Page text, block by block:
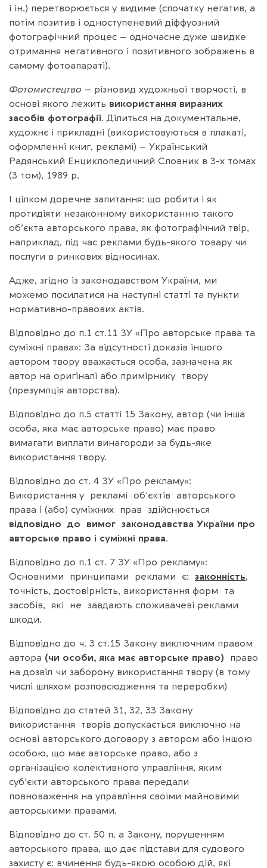
і ін.) перетворюється у видиме (спочатку негатив, а
потім позитив і одноступеневий діффуозний
фотографічний процес – одночасне дуже швидке
отримання негативного і позитивного зображень в
самому фотоапараті).
Фотомистецтво – різновид художньої творчості, в
основі якого лежить використання виразних
засобів фотографії. Ділиться на документальне,
художнє і прикладні (використовуються в плакаті,
оформленні книг, рекламі) – Український
Радянський Енциклопедичний Словник в 3-х томах
(3 том), 1989 р.
І цілком доречне запитання: що робити і як
протидіяти незаконному використанню такого
об’єкта авторського права, як фотографічний твір,
наприклад, під час реклами будь-якого товару чи
послуги в ринкових відносинах.
Адже, згідно із законодавством України, ми
можемо посилатися на наступні статті та пункти
нормативно-правових актів.
Відповідно до п.1 ст.11 ЗУ «Про авторське права та
суміжні права»: За відсутності доказів іншого
автором твору вважається особа, зазначена як
автор на оригіналі або примірнику твору
(презумпція авторства).
Відповідно до п.5 статті 15 Закону, автор (чи інша
особа, яка має авторське право) має право
вимагати виплати винагороди за будь-яке
використання твору.
Відповідно до ст. 4 ЗУ «Про рекламу»:
Використання у рекламі об’єктів авторського
права і (або) суміжних прав здійснюється
відповідно до вимог законодавства України про
авторське право і суміжні права.
Відповідно до п.1 ст. 7 ЗУ «Про рекламу»:
Основними принципами реклами є: законність,
точність, достовірність, використання форм та
засобів, які не завдають споживачеві реклами
шкоди.
Відповідно до ч. 3 ст.15 Закону виключним правом
автора (чи особи, яка має авторське право) право
на дозвіл чи заборону використання твору (в тому
числі шляхом розповсюдження та переробки)
Відповідно до статей 31, 32, 33 Закону
використання творів допускається виключно на
основі авторського договору з автором або іншою
особою, що має авторське право, або з
організацією колективного управління, яким
суб’єкти авторського права передали
повноваження на управління своїми майновими
авторськими правами.
Відповідно до ст. 50 п. а Закону, порушенням
авторського права, що дає підстави для судового
захисту є: вчинення будь-якою особою дій, які